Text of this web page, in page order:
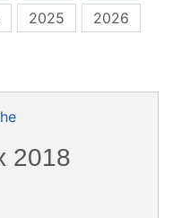
2025 2026
2018